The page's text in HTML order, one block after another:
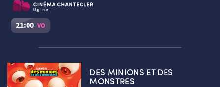
21:00 VO
Séance du06/08/2026à 21:00 VO
Cinéma Le Chantecler – Ugine :Salle 1
DES MINIONS ET DES
MONSTRES